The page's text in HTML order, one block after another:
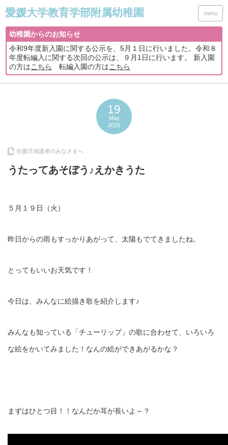
menu
幼稚園からのお知らせ
令和9年度新入園に関する公示を、5月１日に行いました。令和８
年度転編入に関する次回の公示は、９月1日に行います。 新入園
の方はこちら 転編入園の方はこちら
19
May
2020
在園児保護者のみなさまへ
うたってあそぼう♪えかきうた
５月１９日（火）
昨日からの雨もすっかりあがって、太陽もでてきましたね。
とってもいいお天気です！
今日は、みんなに絵描き歌を紹介します♪
みんなも知っている「チューリップ」の歌に合わせて、いろいろ
な絵をかいてみました！なんの絵ができあがるかな？
まずはひとつ目！！なんだか耳が長いよ～？